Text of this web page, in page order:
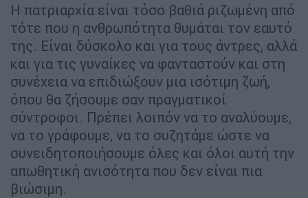
Η πατριαρχία είναι τόσο βαθιά ριζωμένη από
τότε που η ανθρωπότητα θυμάται τον εαυτό
της. Είναι δύσκολο και για τους άντρες, αλλά
και για τις γυναίκες να φανταστούν και στη
συνέχεια να επιδιώξουν μια ισότιμη ζωή,
όπου θα ζήσουμε σαν πραγματικοί
σύντροφοι. Πρέπει λοιπόν να το αναλύουμε,
να το γράφουμε, να το συζητάμε ώστε να
συνειδητοποιήσουμε όλες και όλοι αυτή την
απωθητική ανισότητα που δεν είναι πια
βιώσιμη.